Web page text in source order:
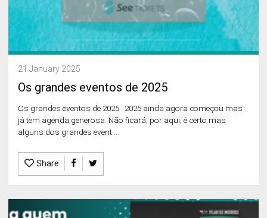
21 January 2025
Os grandes eventos de 2025
Os grandes eventos de 2025 2025 ainda agora começou mas
já tem agenda generosa. Não ficará, por aqui, é certo mas
alguns dos grandes event ...
Share